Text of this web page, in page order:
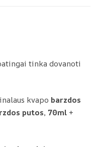
tinka dovanoti
kvapo barzdos
putos, 70ml +